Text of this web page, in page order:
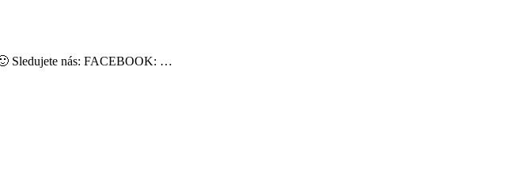
Sledujete nás: FACEBOOK: …